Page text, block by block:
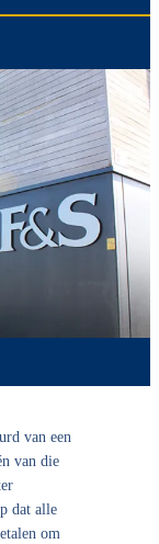
van een
van die
dat alle
om